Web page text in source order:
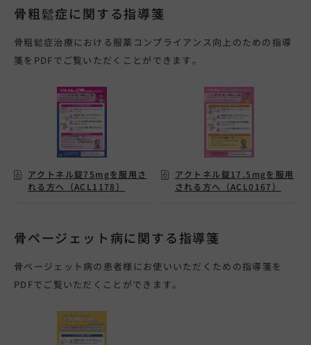
骨粗鬆症に関する指導箋
骨粗鬆症治療における服薬コンプライアンス向上のための指導
箋をPDFでご覧いただくことができます。
アクトネル錠75mgを服用さ
れる方へ（ACL1178）
アクトネル錠17.5mgを服用
される方へ（ACL0167）
骨ページェット病に関する指導箋
骨ページェット病の患者様にお使いいただくための指導箋を
PDFでご覧いただくことができます。